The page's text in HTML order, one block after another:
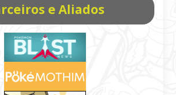
e Aliados